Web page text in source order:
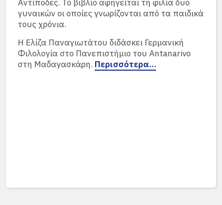
Αντίποδες. Το βιβλίο αφηγείται τη φιλία δυο
γυναικών οι οποίες γνωρίζονται από τα παιδικά
τους χρόνια.
Η Ελίζα Παναγιωτάτου διδάσκει Γερμανική
Φιλολογία στο Πανεπιστήμιο του Antanarivo
στη Μαδαγασκάρη. Περισσότερα…